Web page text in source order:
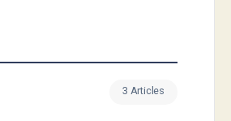
3 Articles